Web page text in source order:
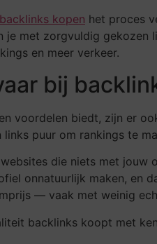
kopen het proces
met zorgvuldig gekozen
en meer verkeer.
bij
voordelen biedt, zijn er
links puur om rankings te
die niets met
onnatuurlijk maken,
— vaak met weinig
backlinks koopt met